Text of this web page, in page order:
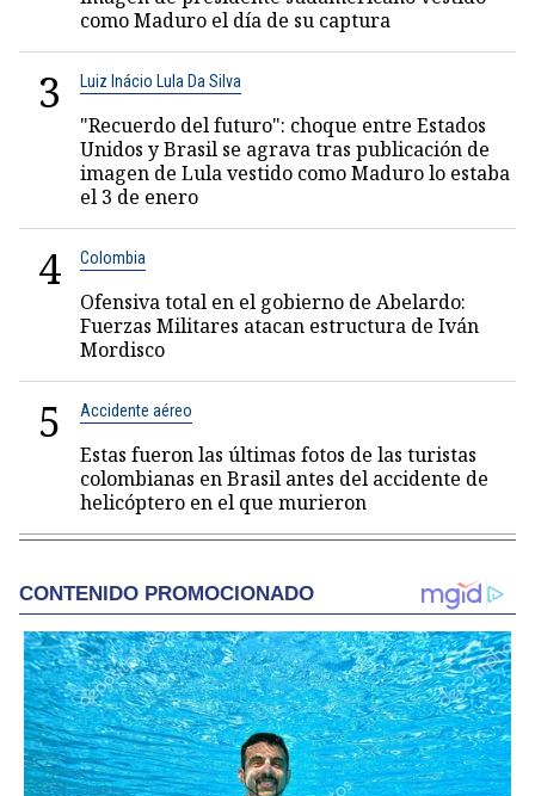
como Maduro el día de su captura
3 Luiz Inácio Lula Da Silva
"Recuerdo del futuro": choque entre Estados
Unidos y Brasil se agrava tras publicación de
imagen de Lula vestido como Maduro lo estaba
el 3 de enero
4 Colombia
Ofensiva total en el gobierno de Abelardo:
Fuerzas Militares atacan estructura de Iván
Mordisco
5 Accidente aéreo
Estas fueron las últimas fotos de las turistas
colombianas en Brasil antes del accidente de
helicóptero en el que murieron